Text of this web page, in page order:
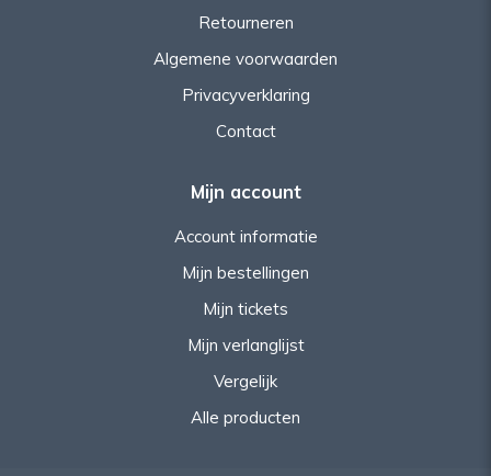
Retourneren
Algemene voorwaarden
Privacyverklaring
Contact
Mijn account
Account informatie
Mijn bestellingen
Mijn tickets
Mijn verlanglijst
Vergelijk
Alle producten